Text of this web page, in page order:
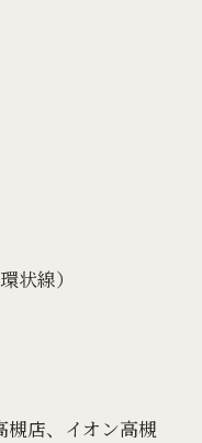
状線）
店、イオン高槻